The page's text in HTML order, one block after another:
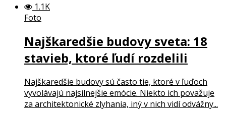
1.1K
Foto
Najškaredšie budovy sveta: 18
stavieb, ktoré ľudí rozdelili
Najškaredšie budovy sú často tie, ktoré v ľuďoch
vyvolávajú najsilnejšie emócie. Niekto ich považuje
za architektonické zlyhania, iný v nich vidí odvážny...